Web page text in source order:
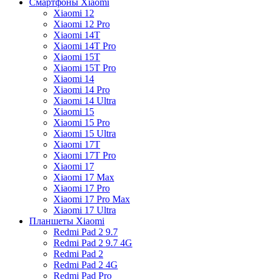
Xiaomi 12
Xiaomi 12 Pro
Xiaomi 14T
Xiaomi 14T Pro
Xiaomi 15T
Xiaomi 15T Pro
Xiaomi 14
Xiaomi 14 Pro
Xiaomi 14 Ultra
Xiaomi 15
Xiaomi 15 Pro
Xiaomi 15 Ultra
Xiaomi 17T
Xiaomi 17T Pro
Xiaomi 17
Xiaomi 17 Max
Xiaomi 17 Pro
Xiaomi 17 Pro Max
Xiaomi 17 Ultra
Планшеты Xiaomi
Redmi Pad 2 9.7
Redmi Pad 2 9.7 4G
Redmi Pad 2
Redmi Pad 2 4G
Redmi Pad Pro